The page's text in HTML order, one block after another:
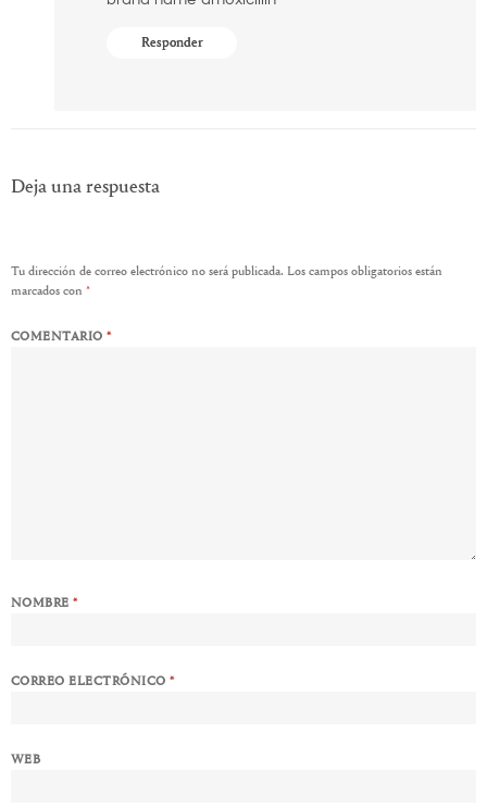
Responder
Deja una respuesta
Tu dirección de correo electrónico no será publicada. Los campos obligatorios están
marcados con *
COMENTARIO*
NOMBRE*
CORREO ELECTRÓNICO*
WEB